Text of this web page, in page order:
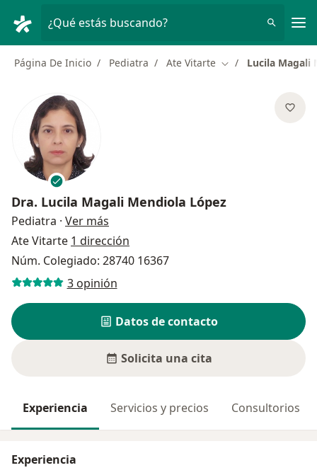
¿Qué estás buscando?
Página De Inicio Pediatra Ate Vitarte Cambiar de ciudad
Lucila Magali
Dra. Lucila Magali Mendiola López
Pediatra · Ver más
Ate Vitarte 1 dirección
Núm. Colegiado: 28740 16367
3 opinión
Datos de contacto
Solicita una cita
Experiencia Servicios y precios Consultorios
Experiencia